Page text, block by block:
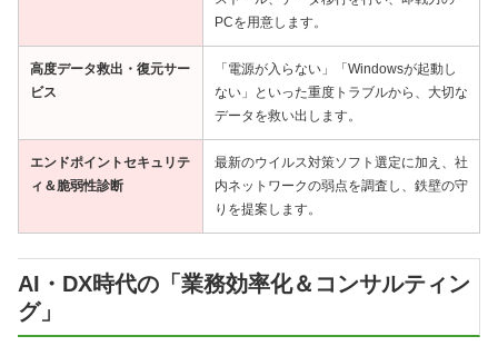
PCを用意します。
高度データ救出・復元サー
ビス
「電源が入らない」「Windowsが起動し
ない」といった重度トラブルから、大切な
データを救い出します。
エンドポイントセキュリテ
ィ＆脆弱性診断
最新のウイルス対策ソフト選定に加え、社
内ネットワークの弱点を調査し、鉄壁の守
りを提案します。
AI・DX時代の「業務効率化＆コンサルティン
グ」